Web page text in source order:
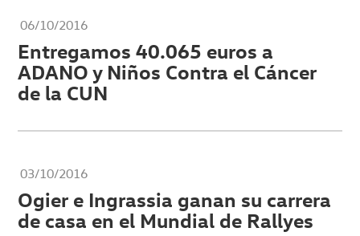
06/10/2016
Entregamos 40.065 euros a
ADANO y Niños Contra el Cáncer
de la CUN
03/10/2016
Ogier e Ingrassia ganan su carrera
de casa en el Mundial de Rallyes